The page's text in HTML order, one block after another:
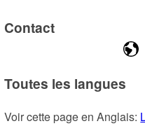
Contact
Toutes les langues
Voir cette page en Anglais: